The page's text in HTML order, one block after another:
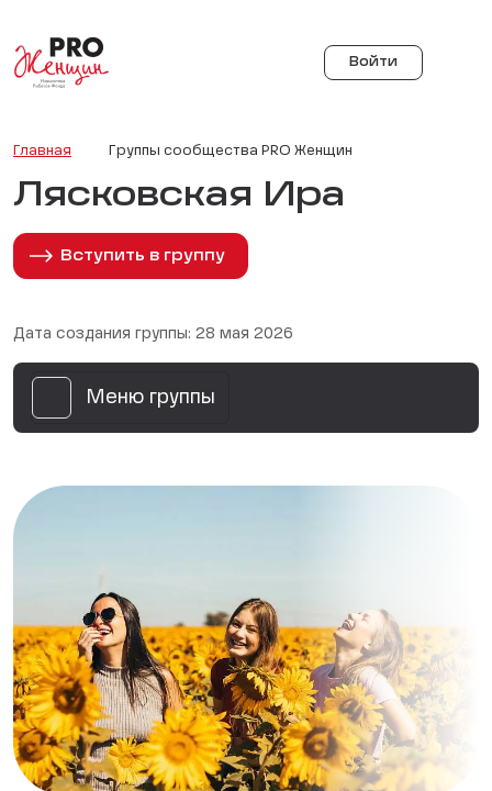
Войти
Главная Группы сообщества PRO Женщин
Лясковская Ира
Вступить в группу
Дата создания группы: 28 мая 2026
Меню группы